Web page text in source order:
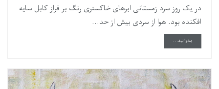
در یک روز سرد زمستانی ابرهای خاکستری رنگ بر فراز کابل سایه
افکنده بود. هوا از سردی بیش از حد...
بخوانید...